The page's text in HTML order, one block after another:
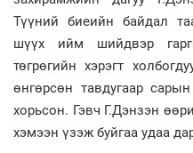
Түүний биеийн байдал
шүүх ийм шийдвэр
төгрөгийн хэрэгт
өнгөрсөн тавдугаар
хорьсон. Гэвч Г.Дэнзэн
хэмээн үзэж буйгаа удаа